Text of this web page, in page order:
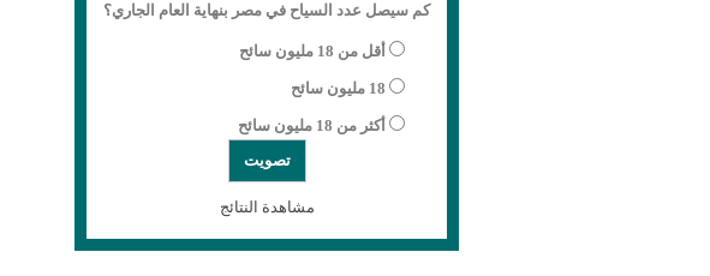
كم سيصل عدد السياح في مصر بنهاية العام الجاري؟
أقل من 18 مليون سائح
18 مليون سائح
أكثر من 18 مليون سائح
مشاهدة النتائج